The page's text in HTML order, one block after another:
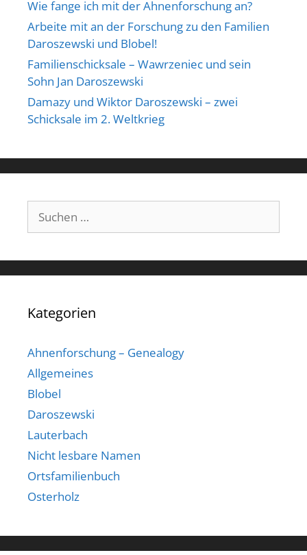
Wie fange ich mit der Ahnenforschung an?
Arbeite mit an der Forschung zu den Familien
Daroszewski und Blobel!
Familienschicksale – Wawrzeniec und sein
Sohn Jan Daroszewski
Damazy und Wiktor Daroszewski – zwei
Schicksale im 2. Weltkrieg
Suchen
nach:
Kategorien
Ahnenforschung – Genealogy
Allgemeines
Blobel
Daroszewski
Lauterbach
Nicht lesbare Namen
Ortsfamilienbuch
Osterholz